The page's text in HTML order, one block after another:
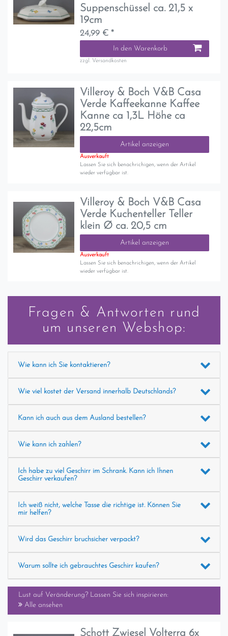
Suppenschüssel ca. 21,5 x
19cm
24,99 € *
In den Warenkorb
zzgl. Versandkosten
Villeroy & Boch V&B Casa
Verde Kaffeekanne Kaffee
Kanne ca 1,3L Höhe ca
22,5cm
Artikel anzeigen
Ausverkauft
Lassen Sie sich benachrichigen, wenn der Artikel
wieder verfügbar ist.
Villeroy & Boch V&B Casa
Verde Kuchenteller Teller
klein Ø ca. 20,5 cm
Artikel anzeigen
Ausverkauft
Lassen Sie sich benachrichigen, wenn der Artikel
wieder verfügbar ist.
Fragen & Antworten rund
um unseren Webshop:
Wie kann ich Sie kontaktieren?
Wie viel kostet der Versand innerhalb Deutschlands?
Kann ich auch aus dem Ausland bestellen?
Wie kann ich zahlen?
Ich habe zu viel Geschirr im Schrank. Kann ich Ihnen
Geschirr verkaufen?
Ich weiß nicht, welche Tasse die richtige ist. Können Sie
mir helfen?
Wird das Geschirr bruchsicher verpackt?
Warum sollte ich gebrauchtes Geschirr kaufen?
Lust auf Veränderung? Lassen Sie sich inspirieren:
Alle ansehen
Schott Zwiesel Volterra 6x